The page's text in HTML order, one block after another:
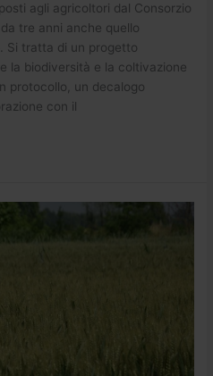
agli agricoltori dal Consorzio
tre anni anche quello
Si tratta di un progetto
la biodiversità e la coltivazione
protocollo, un decalogo
con il